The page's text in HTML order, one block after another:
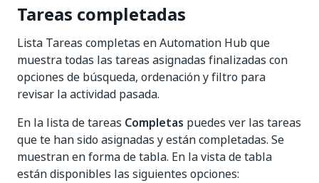
Tareas completadas
Lista Tareas completas en Automation Hub que
muestra todas las tareas asignadas finalizadas con
opciones de búsqueda, ordenación y filtro para
revisar la actividad pasada.
En la lista de tareas Completas puedes ver las tareas
que te han sido asignadas y están completadas. Se
muestran en forma de tabla. En la vista de tabla
están disponibles las siguientes opciones: